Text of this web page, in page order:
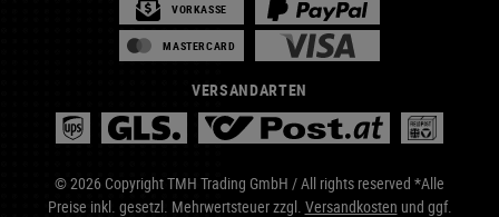
VORKASSE
MASTERCARD
VERSANDARTEN
© 2026 Copyright TMH Trading GmbH / All rights reserved *Alle
Preise inkl. gesetzl. Mehrwertsteuer zzgl. Versandkosten und ggf.